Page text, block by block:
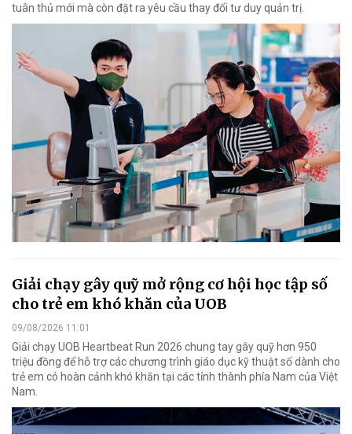
tuân thủ mới mà còn đặt ra yêu cầu thay đổi tư duy quản trị.
Giải chạy gây quỹ mở rộng cơ hội học tập số
cho trẻ em khó khăn của UOB
09/08/2026 11:01
Giải chạy UOB Heartbeat Run 2026 chung tay gây quỹ hơn 950
triệu đồng để hỗ trợ các chương trình giáo dục kỹ thuật số dành cho
trẻ em có hoàn cảnh khó khăn tại các tỉnh thành phía Nam của Việt
Nam.